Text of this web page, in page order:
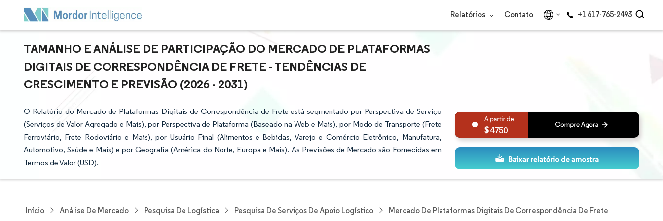
Relatórios Contato +1 617-765-2493
TAMANHO E ANÁLISE DE PARTICIPAÇÃO DO MERCADO DE PLATAFORMAS
DIGITAIS DE CORRESPONDÊNCIA DE FRETE - TENDÊNCIAS DE
CRESCIMENTO E PREVISÃO (2026 - 2031)
O Relatório do Mercado de Plataformas Digitais de Correspondência de Frete está segmentado por Perspectiva de Serviço
(Serviços de Valor Agregado e Mais), por Perspectiva de Plataforma (Baseado na Web e Mais), por Modo de Transporte (Frete
Ferroviário, Frete Rodoviário e Mais), por Usuário Final (Alimentos e Bebidas, Varejo e Comércio Eletrônico, Manufatura,
Automotivo, Saúde e Mais) e por Geografia (América do Norte, Europa e Mais). As Previsões de Mercado são Fornecidas em
Termos de Valor (USD).
4750
Início Análise De Mercado Pesquisa De Logística Pesquisa De Serviços De Apoio Logístico Mercado De Plataformas Digitais De Correspondência De Frete